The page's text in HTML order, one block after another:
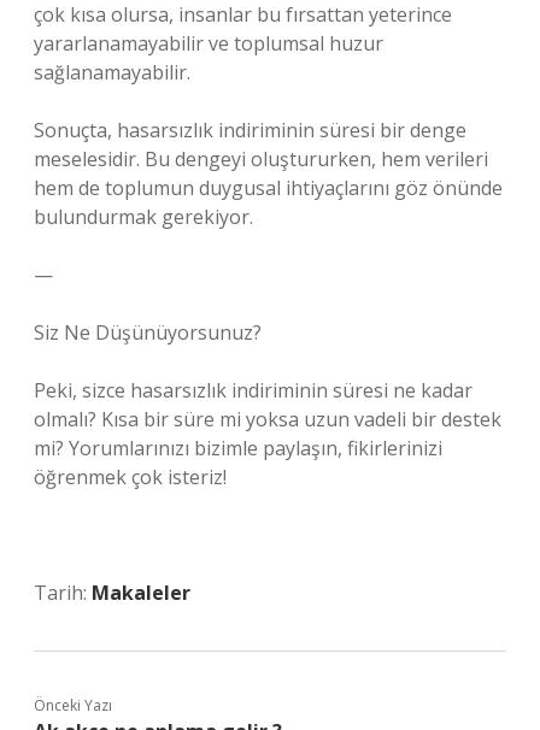
çok kısa olursa, insanlar bu fırsattan yeterince
yararlanamayabilir ve toplumsal huzur
sağlanamayabilir.
Sonuçta, hasarsızlık indiriminin süresi bir denge
meselesidir. Bu dengeyi oluştururken, hem verileri
hem de toplumun duygusal ihtiyaçlarını göz önünde
bulundurmak gerekiyor.
—
Siz Ne Düşünüyorsunuz?
Peki, sizce hasarsızlık indiriminin süresi ne kadar
olmalı? Kısa bir süre mi yoksa uzun vadeli bir destek
mi? Yorumlarınızı bizimle paylaşın, fikirlerinizi
öğrenmek çok isteriz!
Tarih: Makaleler
Önceki Yazı